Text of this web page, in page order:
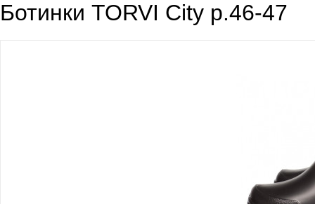
Ботинки TORVI City р.46-47